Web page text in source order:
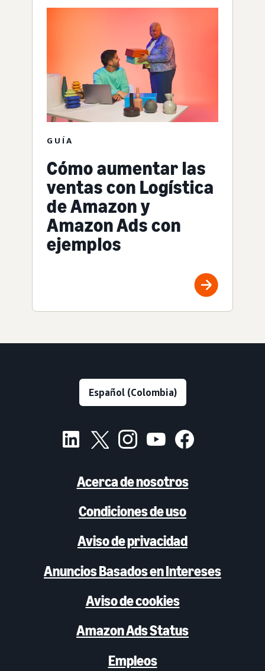
GUÍA
Cómo aumentar las
ventas con Logística
de Amazon y
Amazon Ads con
ejemplos
Acerca de nosotros
Condiciones de uso
Aviso de privacidad
Anuncios Basados en Intereses
Aviso de cookies
Amazon Ads Status
Empleos